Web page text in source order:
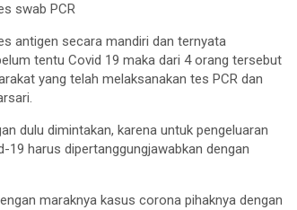
swab PCR
antigen secara mandiri dan ternyata
tentu Covid 19 maka dari 4 orang tersebut
yang telah melaksanakan tes PCR dan
dulu dimintakan, karena untuk pengeluaran
19 harus dipertanggungjawabkan dengan
maraknya kasus corona pihaknya dengan